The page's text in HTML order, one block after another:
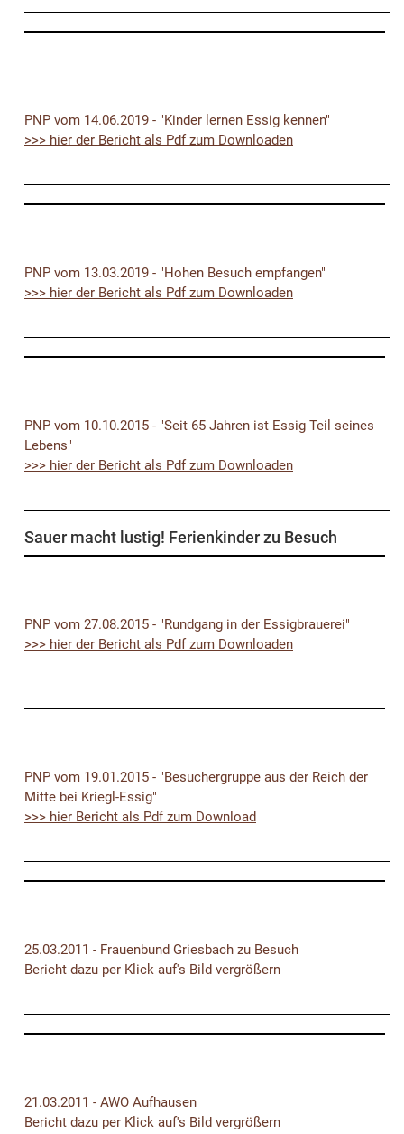
PNP vom 14.06.2019 - "Kinder lernen Essig kennen"
>>> hier der Bericht als Pdf zum Downloaden
PNP vom 13.03.2019 - "Hohen Besuch empfangen"
>>> hier der Bericht als Pdf zum Downloaden
PNP vom 10.10.2015 - "Seit 65 Jahren ist Essig Teil seines
Lebens"
>>> hier der Bericht als Pdf zum Downloaden
Sauer macht lustig! Ferienkinder zu Besuch
PNP vom 27.08.2015 - "Rundgang in der Essigbrauerei"
>>> hier der Bericht als Pdf zum Downloaden
PNP vom 19.01.2015 - "Besuchergruppe aus der Reich der
Mitte bei Kriegl-Essig"
>>> hier Bericht als Pdf zum Download
25.03.2011 - Frauenbund Griesbach zu Besuch
Bericht dazu per Klick auf's Bild vergrößern
21.03.2011 - AWO Aufhausen
Bericht dazu per Klick auf's Bild vergrößern